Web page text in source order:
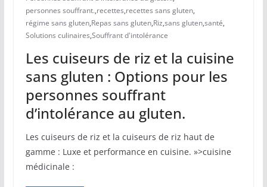
personnes souffrant.,recettes,recettes sans gluten,
régime sans gluten,Repas sans gluten,Riz,sans gluten,santé,
Solutions culinaires,Souffrant d'intolérance
Les cuiseurs de riz et la cuisine
sans gluten : Options pour les
personnes souffrant
d’intolérance au gluten.
Les cuiseurs de riz et la cuiseurs de riz haut de
gamme : Luxe et performance en cuisine. »>cuisine
médicinale :